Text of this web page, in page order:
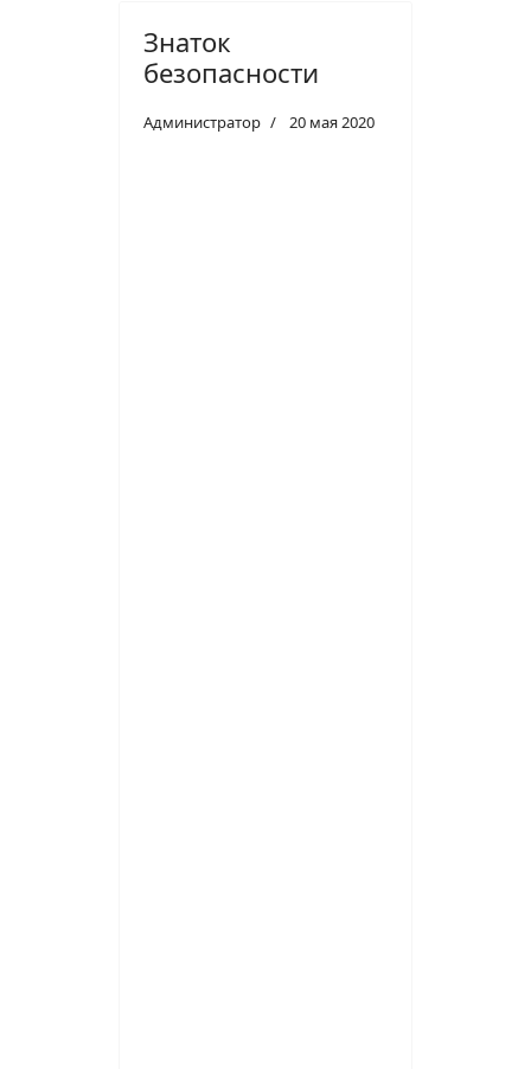
Знаток
безопасности
Администратор 20 мая 2020